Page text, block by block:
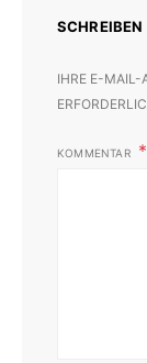
SCHREIBEN
IHRE E-MAIL-
KOMMENTAR